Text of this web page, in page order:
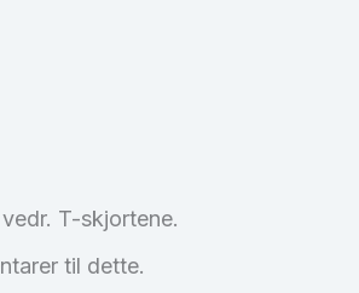
T-skjortene.
til dette.